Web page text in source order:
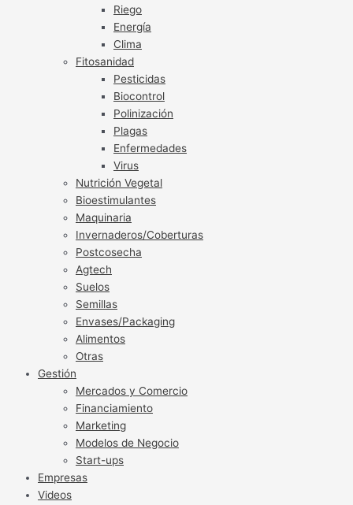
Riego
Energía
Clima
Fitosanidad
Pesticidas
Biocontrol
Polinización
Plagas
Enfermedades
Virus
Nutrición Vegetal
Bioestimulantes
Maquinaria
Invernaderos/Coberturas
Postcosecha
Agtech
Suelos
Semillas
Envases/Packaging
Alimentos
Otras
Gestión
Mercados y Comercio
Financiamiento
Marketing
Modelos de Negocio
Start-ups
Empresas
Videos